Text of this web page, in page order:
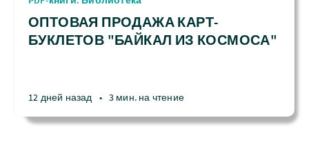
ОПТОВАЯ ПРОДАЖА КАРТ-
БУКЛЕТОВ "БАЙКАЛ ИЗ КОСМОСА"
12 дней назад • 3 мин. на чтение